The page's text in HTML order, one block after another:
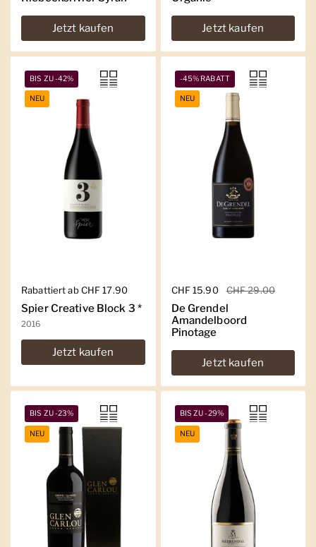
Jetzt kaufen Jetzt kaufen
Regulärer Preis
Rabattiert ab CHF 17.90
Spier Creative Block 3 *
2016
Jetzt kaufen
BIS ZU -42%
NEU
Regulärer Preis
CHF 15.90 Sale-Preis
CHF 29.00
De Grendel
Amandelboord
Pinotage
Jetzt kaufen
-45% RABATT
NEU
BIS ZU -23%
NEU
BIS ZU -29%
NEU